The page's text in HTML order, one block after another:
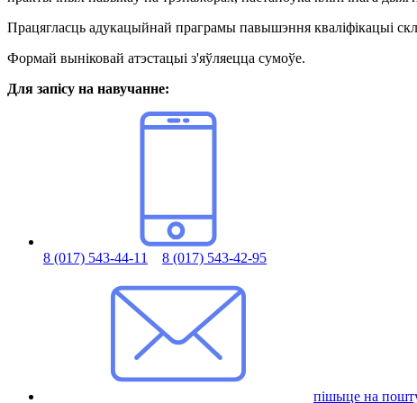
Працягласць адукацыйнай праграмы павышэння кваліфікацыі
Формай выніковай атэстацыі з'яўляецца сумоўе.
Для запісу на навучанне:
8 (017) 543-44-11 8 (017) 543-42-95
пішыце на